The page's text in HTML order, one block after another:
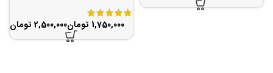
تومان تومان